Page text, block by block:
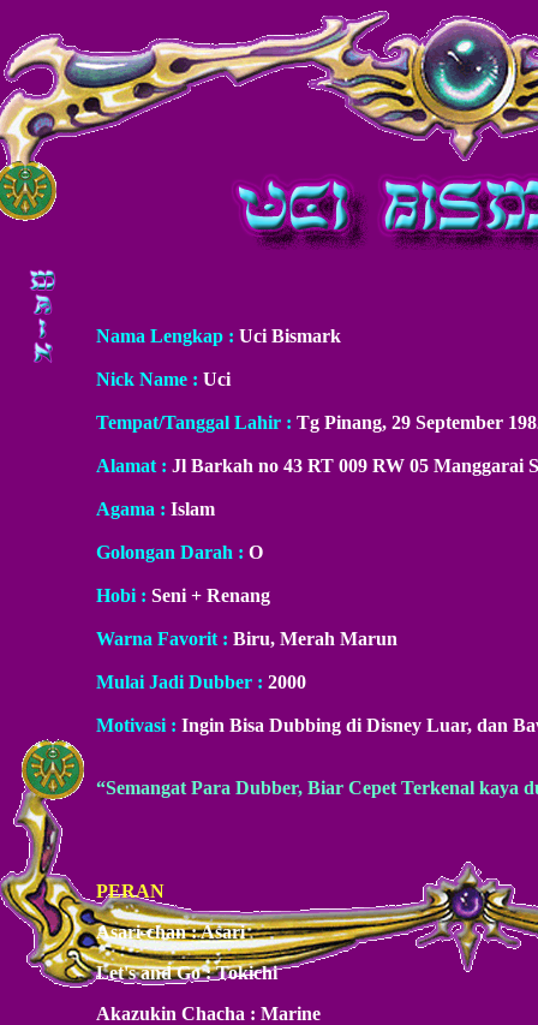
Nama Lengkap : Uci Bismark
Nick Name : Uci
Tempat/Tanggal Lahir : Tg Pinang, 29 September
Alamat : Jl Barkah no 43 RT 009 RW 05 Manggarai
Agama : Islam
Golongan Darah : O
Hobi : Seni + Renang
Warna Favorit : Biru, Merah Marun
Mulai Jadi Dubber : 2000
Motivasi : Ingin Bisa Dubbing di Disney Luar, dan
“Semangat Para Dubber, Biar Cepet Terkenal kaya
PERAN
Asari-chan : Asari
Let's and Go : Tokichi
Akazukin Chacha : Marine